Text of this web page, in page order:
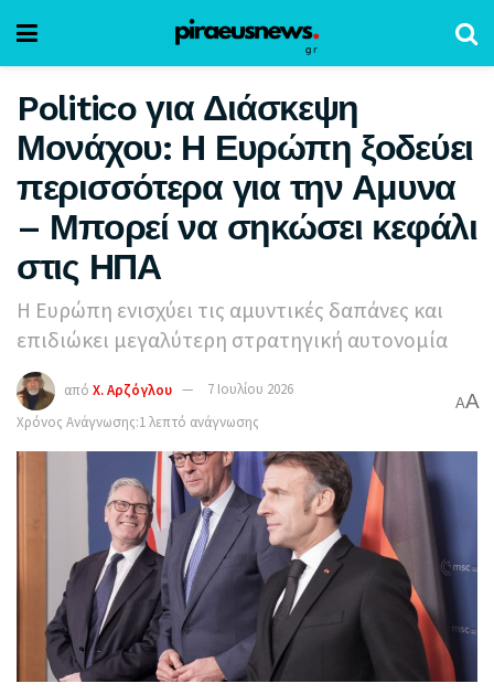
Politico για Διάσκεψη
Μονάχου: Η Ευρώπη ξοδεύει
περισσότερα για την Αμυνα
– Μπορεί να σηκώσει κεφάλι
στις ΗΠΑ
Η Ευρώπη ενισχύει τις αμυντικές δαπάνες και
επιδιώκει μεγαλύτερη στρατηγική αυτονομία
από Χ. Αρζόγλου
7 Ιουλίου 2026
Χρόνος Ανάγνωσης:1 λεπτό ανάγνωσης
AA